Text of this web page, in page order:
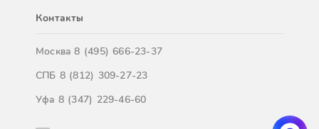
Контакты
Москва8 (495) 666-23-37
СПБ 8 (812) 309-27-23
Уфа 8 (347) 229-46-60